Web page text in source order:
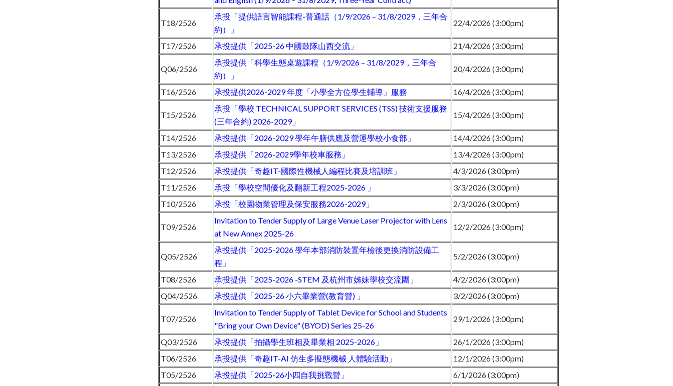
T18/2526
承投「提供語言智能課程-普通話（1/9/2026 – 31/8/2029，三年合
約）」
22/4/2026 (3:00pm)
T17/2526 承投提供「2025-26 中國鼓隊山西交流」 21/4/2026 (3:00pm)
Q06/2526
承投提供「科學生態桌遊課程（1/9/2026 – 31/8/2029，三年合
約）」
20/4/2026 (3:00pm)
T16/2526 承投提供2026-2029 年度「小學全方位學生輔導」服務 16/4/2026 (3:00pm)
T15/2526
承投「學校 TECHNICAL SUPPORT SERVICES (TSS) 技術支援服務
(三年合約) 2026-2029」
15/4/2026 (3:00pm)
T14/2526 承投提供「2026-2029 學年午膳供應及營運學校小食部」
14/4/2026 (3:00pm)
T13/2526
承投提供「2026-2029學年校車服務」
13/4/2026 (3:00pm)
T12/2526
承投提供「奇趣IT-國際性機械人編程比賽及培訓班」
4/3/2026 (3:00pm)
T11/2526
承投「學校空間優化及翻新工程2025-2026 」
3/3/2026 (3:00pm)
T10/2526
承投「校園物業管理及保安服務2026-2029」 2/3/2026 (3:00pm)
T09/2526
Invitation to Tender Supply of Large Venue Laser Projector with Lens
at New Annex 2025-26
12/2/2026 (3:00pm)
Q05/2526
承投提供「2025-2026 學年本部消防裝置年檢後更換消防設備工
程」
5/2/2026 (3:00pm)
T08/2526 承投提供「2025-2026 -STEM 及杭州市姊妹學校交流團」
4/2/2026 (3:00pm)
Q04/2526
承投提供「2025-26 小六畢業營(教育營) 」 3/2/2026 (3:00pm)
T07/2526
Invitation to Tender Supply of Tablet Device for School and Students
"Bring your Own Device" (BYOD) Series 25-26
29/1/2026 (3:00pm)
Q03/2526 承投提供「拍攝學生班相及畢業相 2025-2026」
26/1/2026 (3:00pm)
T06/2526
承投提供「奇趣IT-AI 仿生多擬態機械 人體驗活動」
12/1/2026 (3:00pm)
T05/2526
承投提供「2025-26小四自我挑戰營」 6/1/2026 (3:00pm)